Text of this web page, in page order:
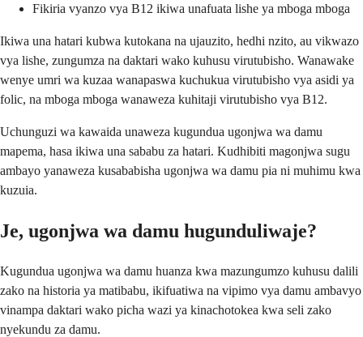
Fikiria vyanzo vya B12 ikiwa unafuata lishe ya mboga mboga
Ikiwa una hatari kubwa kutokana na ujauzito, hedhi nzito, au vikwazo
vya lishe, zungumza na daktari wako kuhusu virutubisho. Wanawake
wenye umri wa kuzaa wanapaswa kuchukua virutubisho vya asidi ya
folic, na mboga mboga wanaweza kuhitaji virutubisho vya B12.
Uchunguzi wa kawaida unaweza kugundua ugonjwa wa damu
mapema, hasa ikiwa una sababu za hatari. Kudhibiti magonjwa sugu
ambayo yanaweza kusababisha ugonjwa wa damu pia ni muhimu kwa
kuzuia.
Je, ugonjwa wa damu hugunduliwaje?
Kugundua ugonjwa wa damu huanza kwa mazungumzo kuhusu dalili
zako na historia ya matibabu, ikifuatiwa na vipimo vya damu ambavyo
vinampa daktari wako picha wazi ya kinachotokea kwa seli zako
nyekundu za damu.